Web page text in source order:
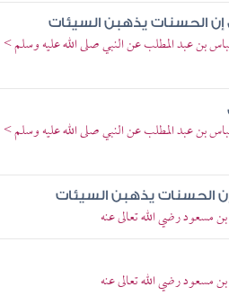
إن الحسنات يذهبن السيئات
بن عبد المطلب عن النبي صلى الله عليه وسلم >
بن عبد المطلب عن النبي صلى الله عليه وسلم >
إن الحسنات يذهبن السيئات
مسعود رضي الله تعالى عنه
مسعود رضي الله تعالى عنه